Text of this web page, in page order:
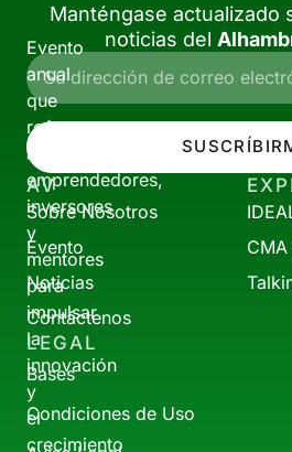
Evento
anual
que
reúne
a
emprendedores,
inversores
y
mentores
para
impulsar
la
innovación
y
el
crecimiento
Manténgase actualizado
noticias del
AV
Sobre Nosotros
Evento
Noticias
Contáctenos
LEGAL
Bases
Condiciones de Uso